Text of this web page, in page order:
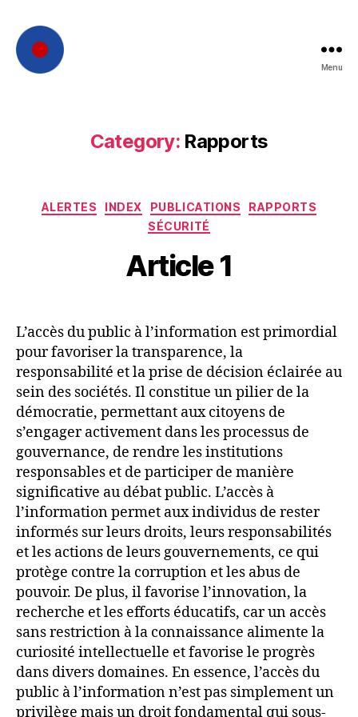
Menu
Category: Rapports
Categories
ALERTES INDEX PUBLICATIONS
RAPPORTS
SÉCURITÉ
Article 1
L’accès du public à l’information est primordial
pour favoriser la transparence, la
responsabilité et la prise de décision éclairée au
sein des sociétés. Il constitue un pilier de la
démocratie, permettant aux citoyens de
s’engager activement dans les processus de
gouvernance, de rendre les institutions
responsables et de participer de manière
significative au débat public. L’accès à
l’information permet aux individus de rester
informés sur leurs droits, leurs responsabilités
et les actions de leurs gouvernements, ce qui
protège contre la corruption et les abus de
pouvoir. De plus, il favorise l’innovation, la
recherche et les efforts éducatifs, car un accès
sans restriction à la connaissance alimente la
curiosité intellectuelle et favorise le progrès
dans divers domaines. En essence, l’accès du
public à l’information n’est pas simplement un
privilège mais un droit fondamental qui sous-